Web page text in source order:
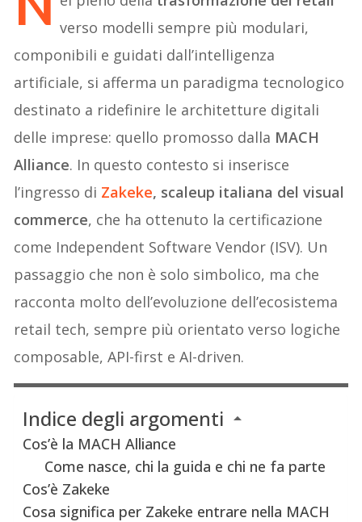
verso modelli sempre più modulari,
componibili e guidati dall’intelligenza
artificiale, si afferma un paradigma tecnologico
destinato a ridefinire le architetture digitali
delle imprese: quello promosso dalla MACH
Alliance. In questo contesto si inserisce
l’ingresso di Zakeke, scaleup italiana del visual
commerce, che ha ottenuto la certificazione
come Independent Software Vendor (ISV). Un
passaggio che non è solo simbolico, ma che
racconta molto dell’evoluzione dell’ecosistema
retail tech, sempre più orientato verso logiche
composable, API-first e AI-driven.
Indice degli argomenti
Cos’è la MACH Alliance
Come nasce, chi la guida e chi ne fa parte
Cos’è Zakeke
Cosa significa per Zakeke entrare nella MACH